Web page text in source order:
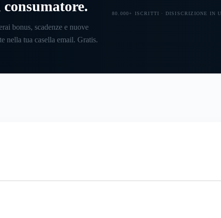
bonus, scadenze e nuove
nella tua casella email. Gratis.
80.000+ ISCRITTI · DISISCRIZIONE IN